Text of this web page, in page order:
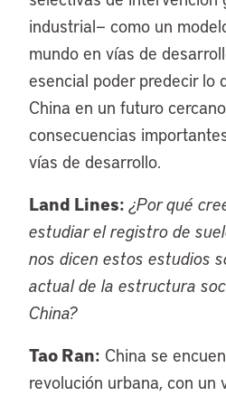
industrial— como un
mundo en vías de
esencial poder predecir lo
China en un futuro
consecuencias
vías de desarrollo.
Land Lines: ¿Por qué
estudiar el registro de
nos dicen estos estudios
actual de la estructura
China?
Tao Ran: China se
revolución urbana, con un